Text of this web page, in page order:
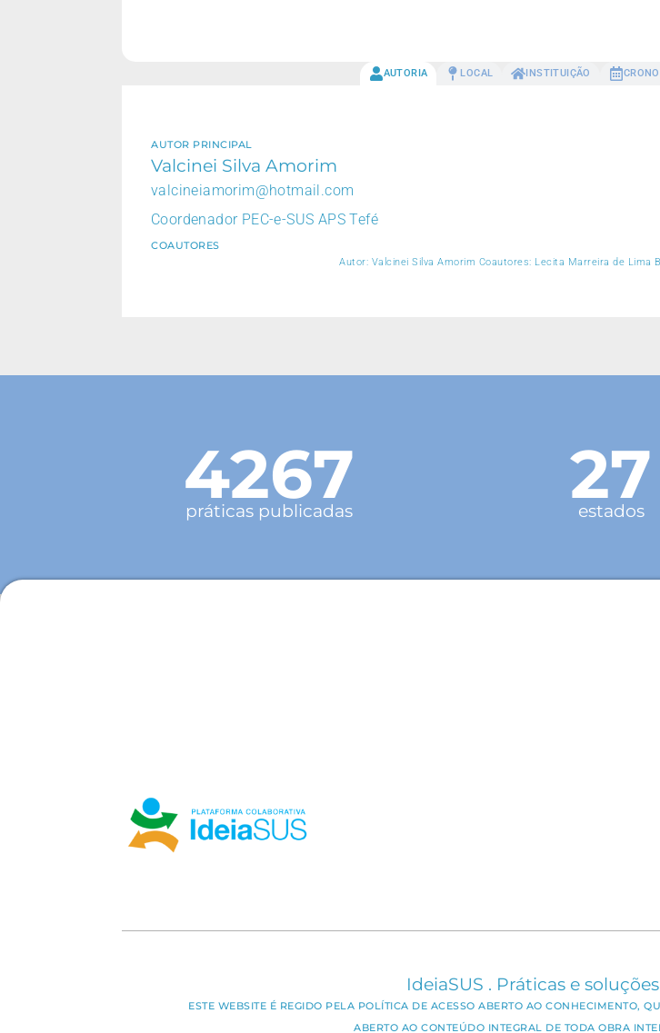
AUTORIA LOCAL INSTITUIÇÃO
AUTOR PRINCIPAL
Valcinei Silva Amorim
valcineiamorim@hotmail.com
Coordenador PEC-e-SUS APS Tefé
COAUTORES
Autor: Valcinei Silva Amorim Coautores: Lecita Marreira de Lima
4267
práticas publicadas 27
estados
IdeiaSUS . Práticas e
ESTE WEBSITE É REGIDO PELA POLÍTICA DE ACESSO ABERTO AO CONHECIMENTO,
ABERTO AO CONTEÚDO INTEGRAL DE TODA OBRA